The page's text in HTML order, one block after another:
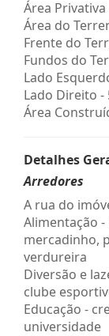
Área Privativa
Área do
Frente do
Fundos do
Lado
Lado Direito -
Área
Detalhes
Arredores
A rua do
Alimentação
mercadinho,
verdureira
Diversão e
clube
Educação -
universidade